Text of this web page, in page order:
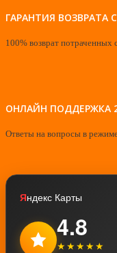
ГАРАНТИЯ ВОЗВРАТА
100% возврат потраченных
ОНЛАЙН ПОДДЕРЖКА
Ответы на вопросы в
Яндекс Карты
4.8
★★★★★